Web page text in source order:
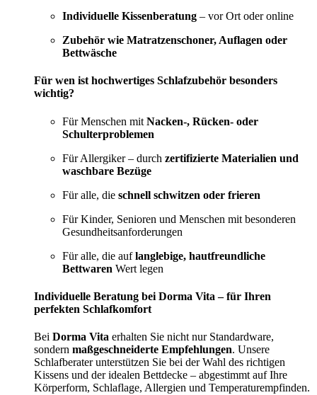
Individuelle Kissenberatung – vor Ort oder online
Zubehör wie Matratzenschoner, Auflagen oder
Bettwäsche
Für wen ist hochwertiges Schlafzubehör besonders
wichtig?
Für Menschen mit Nacken-, Rücken- oder
Schulterproblemen
Für Allergiker – durch zertifizierte Materialien und
waschbare Bezüge
Für alle, die schnell schwitzen oder frieren
Für Kinder, Senioren und Menschen mit besonderen
Gesundheitsanforderungen
Für alle, die auflanglebige, hautfreundliche
Bettwaren Wert legen
Individuelle Beratung bei Dorma Vita – für Ihren
perfekten Schlafkomfort
Bei Dorma Vita erhalten Sie nicht nur Standardware,
sondern maßgeschneiderte Empfehlungen. Unsere
Schlafberater unterstützen Sie bei der Wahl des richtigen
Kissens und der idealen Bettdecke – abgestimmt auf Ihre
Körperform, Schlaflage, Allergien und Temperaturempfinden.